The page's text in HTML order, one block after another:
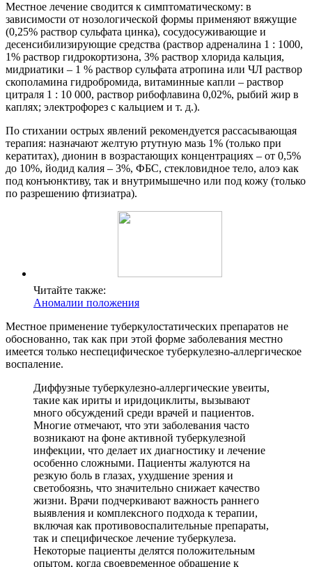
Местное лечение сводится к симптоматическому: в
зависимости от нозологической формы применяют вяжущие
(0,25% раствор сульфата цинка), сосудосуживающие и
десенсибилизирующие средства (раствор адреналина 1 : 1000,
1% раствор гидрокортизона, 3% раствор хлорида кальция,
мидриатики – 1 % раствор сульфата атропина или ЧЛ раствор
скополамина гидробромида, витаминные капли – раствор
цитраля 1 : 10 000, раствор рибофлавина 0,02%, рыбий жир в
каплях; электрофорез с кальцием и т. д.).
По стихании острых явлений рекомендуется рассасывающая
терапия: назначают желтую ртутную мазь 1% (только при
кератитах), дионин в возрастающих концентрациях – от 0,5%
до 10%, йодид калия – 3%, ФБС, стекловидное тело, алоэ как
под конъюнктиву, так и внутримышечно или под кожу (только
по разрешению фтизиатра).
Читайте также:
Аномалии положения
Местное применение туберкулостатических препаратов не
обоснованно, так как при этой форме заболевания местно
имеется только неспецифическое туберкулезно-аллергическое
воспаление.
Диффузные туберкулезно-аллергические увеиты,
такие как ириты и иридоциклиты, вызывают
много обсуждений среди врачей и пациентов.
Многие отмечают, что эти заболевания часто
возникают на фоне активной туберкулезной
инфекции, что делает их диагностику и лечение
особенно сложными. Пациенты жалуются на
резкую боль в глазах, ухудшение зрения и
светобоязнь, что значительно снижает качество
жизни. Врачи подчеркивают важность раннего
выявления и комплексного подхода к терапии,
включая как противовоспалительные препараты,
так и специфическое лечение туберкулеза.
Некоторые пациенты делятся положительным
опытом, когда своевременное обращение к